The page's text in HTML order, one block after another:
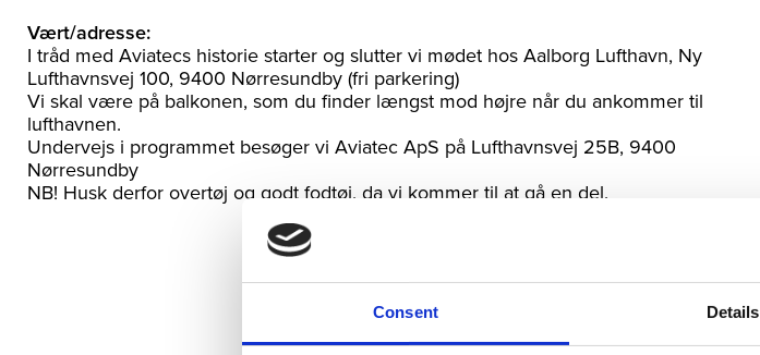
Consent Details
Vært/adresse:
I tråd med Aviatecs historie starter og slutter vi mødet hos Aalborg Lufthavn, Ny
Lufthavnsvej 100, 9400 Nørresundby (fri parkering)
Vi skal være på balkonen, som du finder længst mod højre når du ankommer til
lufthavnen.
Undervejs i programmet besøger vi Aviatec ApS på Lufthavnsvej 25B, 9400
Nørresundby
NB! Husk derfor overtøj og godt fodtøj, da vi kommer til at gå en del.